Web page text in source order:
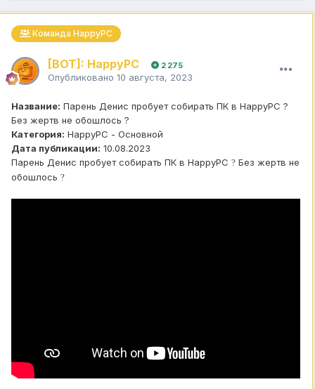
Команда HappyPC
[BOT]: HappyPC 2 275
Опубликовано 10 августа, 2023
Название: Парень Денис пробует собирать ПК в HappyPC ?
Без жертв не обошлось ?
Категория: HappyPC - Основной
Дата публикации: 10.08.2023
Парень Денис пробует собирать ПК в HappyPC ? Без жертв не
обошлось ?